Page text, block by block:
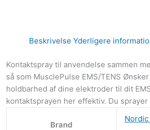
Beskrivelse Yderligere
Kontaktspray til anvendelse sammen
så som MusclePulse EMS/TENS
holdbarhed af dine elektroder til dit
kontaktsprayen her effektiv. Du
Brand